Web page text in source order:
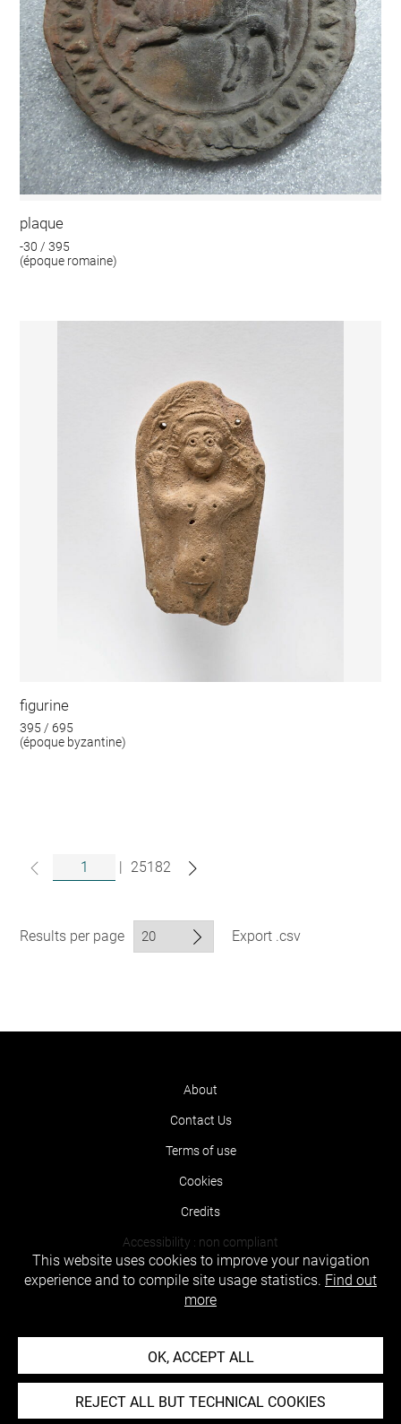
plaque
-30 / 395
(époque romaine)
figurine
395 / 695
(époque byzantine)
| 25182
Results per page Export .csv
About
Contact Us
Terms of use
Cookies
Credits
Accessibility : non compliant
This website uses cookies to improve your navigation
experience and to compile site usage statistics. Find out
more
OK, ACCEPT ALL
REJECT ALL BUT TECHNICAL COOKIES